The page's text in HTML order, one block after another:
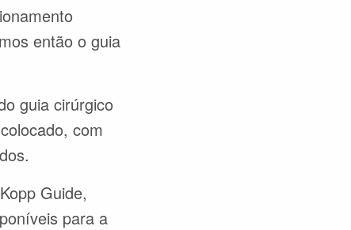
então o guia
guia cirúrgico
com
Guide,
para a